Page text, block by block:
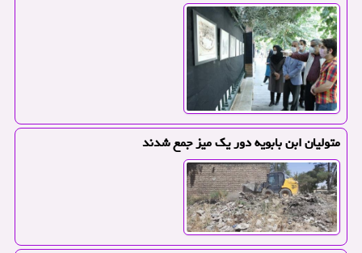
متولیان ابن بابویه دور یك میز جمع شدند